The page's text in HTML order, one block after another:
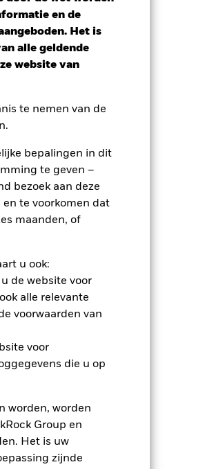
en de
Het is
alle geldende
website van
te nemen van de
bepalingen in dit
te geven –
bezoek aan deze
te voorkomen dat
maanden, of
u ook:
de website voor
alle relevante
voorwaarden van
voor
die u op
worden, worden
Group en
Het is uw
zijnde
over de
product in het